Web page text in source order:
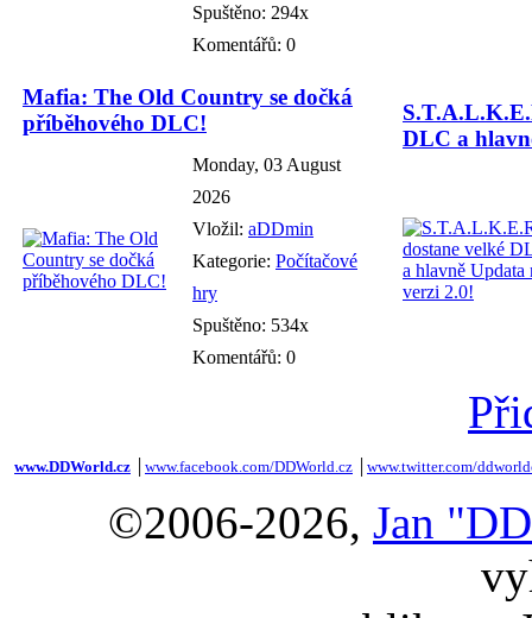
Spuštěno: 294x
Komentářů: 0
Mafia: The Old Country se dočká
příběhového DLC!
Monday, 03 August
2026
Vložil: aDDmin
Kategorie: Počítačové
hry
Spuštěno: 534x
Komentářů: 0
DLC a
www.DDWorld.cz www.facebook.com/DDWorld.cz www.twitter.com/
©2006-2026, Jan